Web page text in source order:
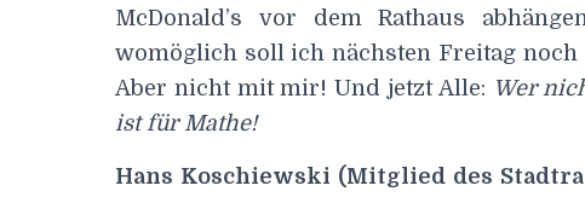
McDonald’s vor dem Rathaus
womöglich soll ich nächsten Freitag noch
Aber nicht mit mir! Und jetzt Alle: Wer
ist für Mathe!
Hans Koschiewski (Mitglied des